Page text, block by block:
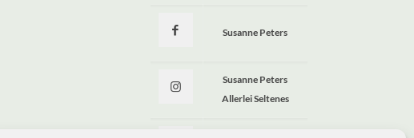
Susanne Peters
Susanne Peters
Allerlei Seltenes